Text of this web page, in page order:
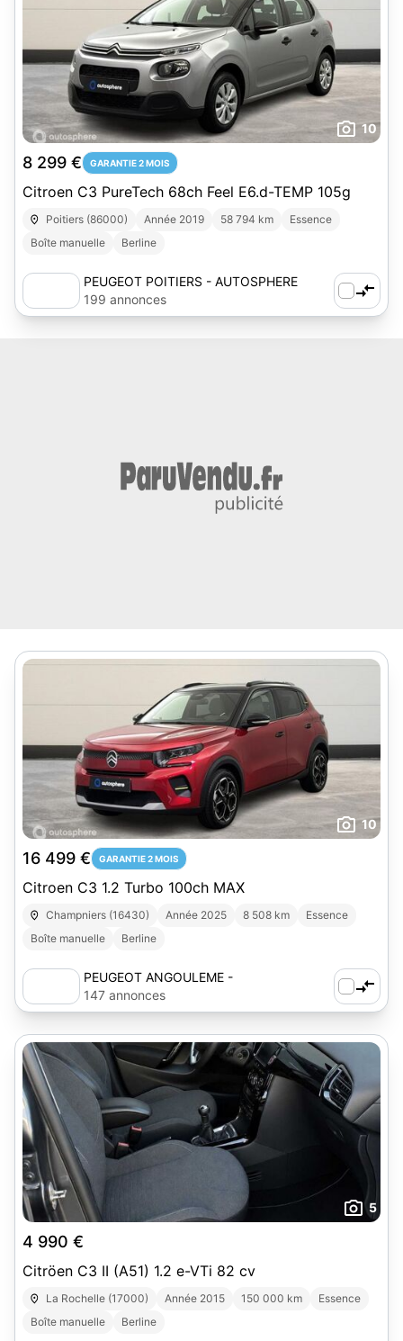
10
8 299 € GARANTIE 2 MOIS
Citroen C3 PureTech 68ch Feel E6.d-TEMP 105g
Poitiers (86000) Année 2019 58 794 km
Essence
Boîte manuelle
Berline
PEUGEOT POITIERS - AUTOSPHERE
199 annonces
10
16 499 € GARANTIE 2 MOIS
Citroen C3 1.2 Turbo 100ch MAX
Champniers (16430) Année 2025 8 508 km
Essence
Boîte manuelle
Berline
PEUGEOT ANGOULEME -
AUTOSPHERE
147 annonces
5
4 990 €
Citröen C3 II (A51) 1.2 e-VTi 82 cv
La Rochelle (17000) Année 2015 150 000 km
Essence
Boîte manuelle
Berline